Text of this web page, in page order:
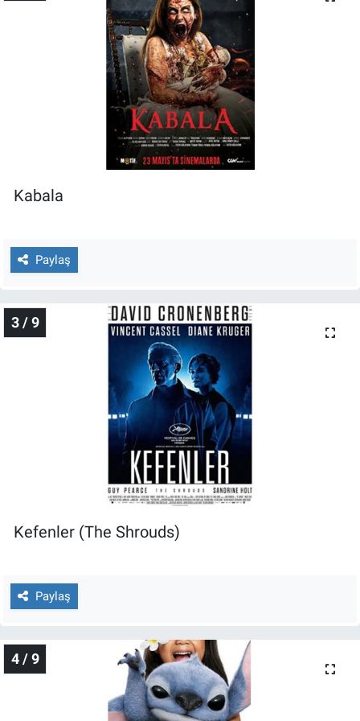
Kabala
Paylaş
3 / 9
Kefenler (The Shrouds)
Paylaş
4 / 9
Nedir
Programlar
Türkiye'nin Geleceği
Yerel Gündem
Canlı Yayın